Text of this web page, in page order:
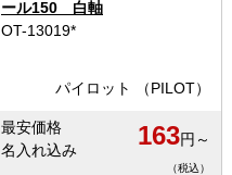
ール150 白軸
OT-13019*
パイロット （PILOT）
最安価格
名入れ込み
163円～
（税込）